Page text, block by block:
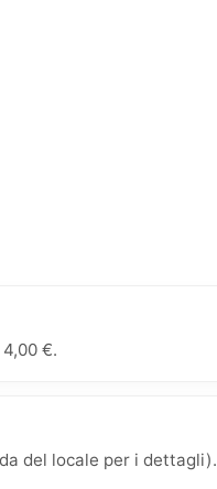
€.
del locale per i dettagli).